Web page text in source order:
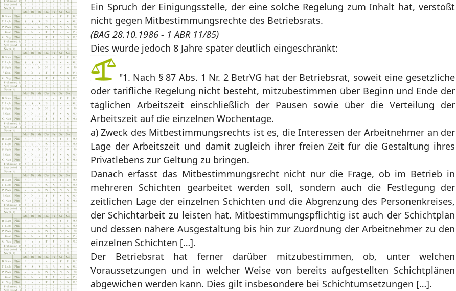
Ein Spruch der Einigungsstelle, der eine solche Regelung zum Inhalt hat, verstößt
nicht gegen Mitbestimmungsrechte des Betriebsrats.
(BAG 28.10.1986 - 1 ABR 11/85)
Dies wurde jedoch 8 Jahre später deutlich eingeschränkt:
"1. Nach § 87 Abs. 1 Nr. 2 BetrVG hat der Betriebsrat, soweit eine gesetzliche
oder tarifliche Regelung nicht besteht, mitzubestimmen über Beginn und Ende der
täglichen Arbeitszeit einschließlich der Pausen sowie über die Verteilung der
Arbeitszeit auf die einzelnen Wochentage.
a) Zweck des Mitbestimmungsrechts ist es, die Interessen der Arbeitnehmer an der
Lage der Arbeitszeit und damit zugleich ihrer freien Zeit für die Gestaltung ihres
Privatlebens zur Geltung zu bringen.
Danach erfasst das Mitbestimmungsrecht nicht nur die Frage, ob im Betrieb in
mehreren Schichten gearbeitet werden soll, sondern auch die Festlegung der
zeitlichen Lage der einzelnen Schichten und die Abgrenzung des Personenkreises,
der Schichtarbeit zu leisten hat. Mitbestimmungspflichtig ist auch der Schichtplan
und dessen nähere Ausgestaltung bis hin zur Zuordnung der Arbeitnehmer zu den
einzelnen Schichten […].
Der Betriebsrat hat ferner darüber mitzubestimmen, ob, unter welchen
Voraussetzungen und in welcher Weise von bereits aufgestellten Schichtplänen
abgewichen werden kann. Dies gilt insbesondere bei Schichtumsetzungen […].